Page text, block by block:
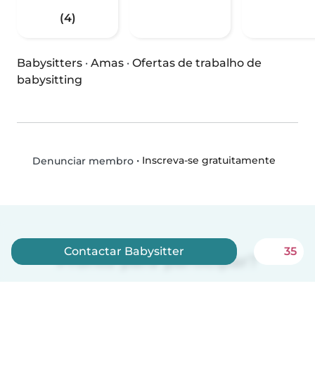
(4)
Babysitters · Amas · Ofertas de trabalho de
babysitting
Denunciar membro• Inscreva-se gratuitamente
Pronto para participar?
Contactar Babysitter 35